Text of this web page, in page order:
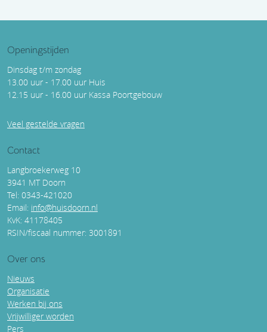
Openingstijden
Dinsdag t/m zondag
13.00 uur - 17.00 uur Huis
12.15 uur - 16.00 uur Kassa Poortgebouw
Veel gestelde vragen
Contact
Langbroekerweg 10
3941 MT Doorn
Tel: 0343-421020
Email: info@huisdoorn.nl
KvK: 41178405
RSIN/fiscaal nummer: 3001891
Over ons
Nieuws
Organisatie
Werken bij ons
Vrijwilliger worden
Pers